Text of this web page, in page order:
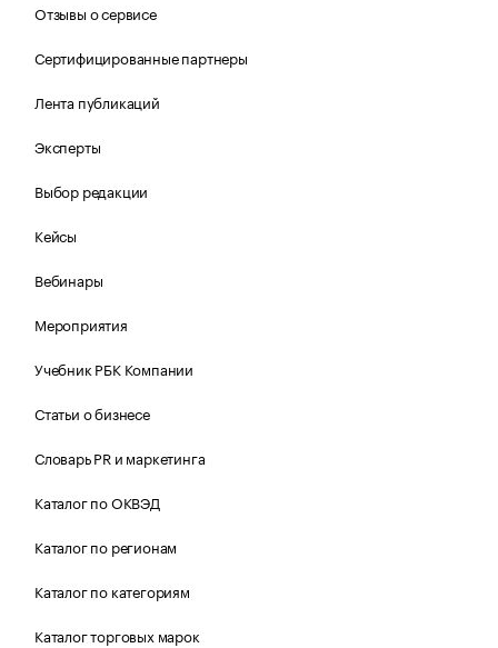
Отзывы о сервисе
Сертифицированные партнеры
Лента публикаций
Эксперты
Выбор редакции
Кейсы
Вебинары
Мероприятия
Учебник РБК Компании
Статьи о бизнесе
Словарь PR и маркетинга
Каталог по ОКВЭД
Каталог по регионам
Каталог по категориям
Каталог торговых марок